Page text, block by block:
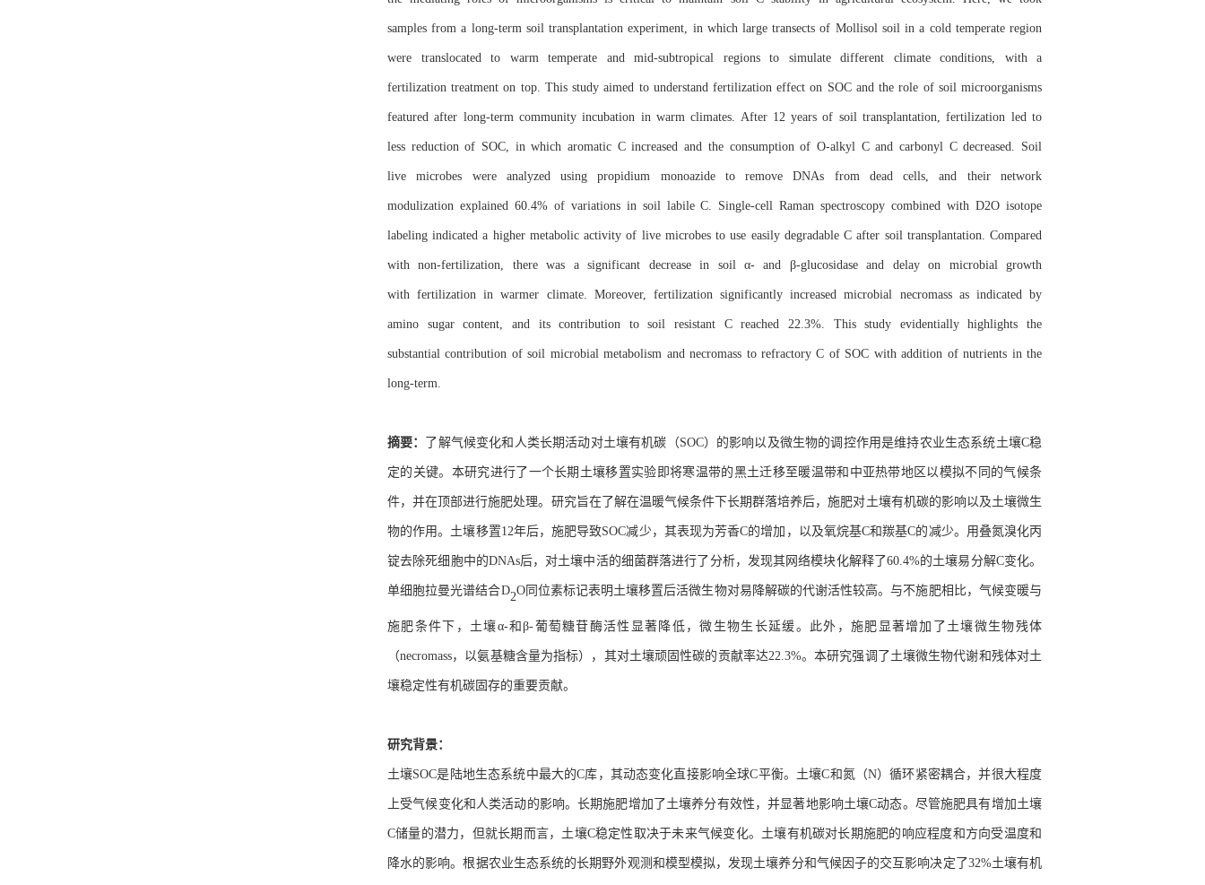
samples from a long-term soil transplantation experiment, in which large transects of Mollisol soil in a cold temperate region
were translocated to warm temperate and mid-subtropical regions to simulate different climate conditions, with a
fertilization treatment on top. This study aimed to understand fertilization effect on SOC and the role of soil microorganisms
featured after long-term community incubation in warm climates. After 12 years of soil transplantation, fertilization led to
less reduction of SOC, in which aromatic C increased and the consumption of O-alkyl C and carbonyl C decreased. Soil
live microbes were analyzed using propidium monoazide to remove DNAs from dead cells, and their network
modulization explained 60.4% of variations in soil labile C. Single-cell Raman spectroscopy combined with D2O isotope
labeling indicated a higher metabolic activity of live microbes to use easily degradable C after soil transplantation. Compared
with non-fertilization, there was a significant decrease in soil α- and β-glucosidase and delay on microbial growth
with fertilization in warmer climate. Moreover, fertilization significantly increased microbial necromass as indicated by
amino sugar content, and its contribution to soil resistant C reached 22.3%. This study evidentially highlights the
substantial contribution of soil microbial metabolism and necromass to refractory C of SOC with addition of nutrients in the
long-term.
摘要： 了解气候变化和人类长期活动对土壤有机碳（SOC）的影响以及微生物的调控作用是维持农业生态系统土壤C稳
定的关键。本研究进行了一个长期土壤移置实验即将寒温带的黑土迁移至暖温带和中亚热带地区以模拟不同的气候条
件，并在顶部进行施肥处理。研究旨在了解在温暖气候条件下长期群落培养后，施肥对土壤有机碳的影响以及土壤微生
物的作用。土壤移置12年后，施肥导致SOC减少，其表现为芳香C的增加，以及氧烷基C和羰基C的减少。用叠氮溴化丙
锭去除死细胞中的DNAs后，对土壤中活的细菌群落进行了分析， 发现其网络模块化解释了60.4%的土壤易分解C变化。
单细胞拉曼光谱结合D2O同位素标记表明土壤移置后活微生物对易降解碳的代谢活性较高。与不施肥相比，气候变暖与
施肥条件下，土壤α-和 β-葡萄糖苷酶活性显著降低，微生物生长延缓。此外 ， 施肥显著增加了土壤微生物残体
（necromass，以氨基糖含量为指标），其对土壤顽固性碳的贡献率达22.3%。本研究强调了土壤微生物代谢和残体对土
壤稳定性有机碳固存的重要贡献。
研究背景：
土壤SOC是陆地生态系统中最大的C库，其动态变化直接影响全球C平衡。土壤C和氮（N）循环紧密耦合，并很大程度
上受气候变化和人类活动的影响。长期施肥增加了土壤养分有效性，并显著地影响土壤C动态。尽管施肥具有增加土壤
C储量的潜力，但就长期而言，土壤C稳定性取决于未来气候变化。土壤有机碳对长期施肥的响应程度和方向受温度和
降水的影响。根据农业生态系统的长期野外观测和模型模拟，发现土壤养分和气候因子的交互影响决定了32%土壤有机